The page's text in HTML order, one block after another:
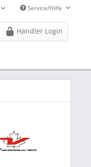
Donausports Deutsch
Service/Hilfe
Händler Login